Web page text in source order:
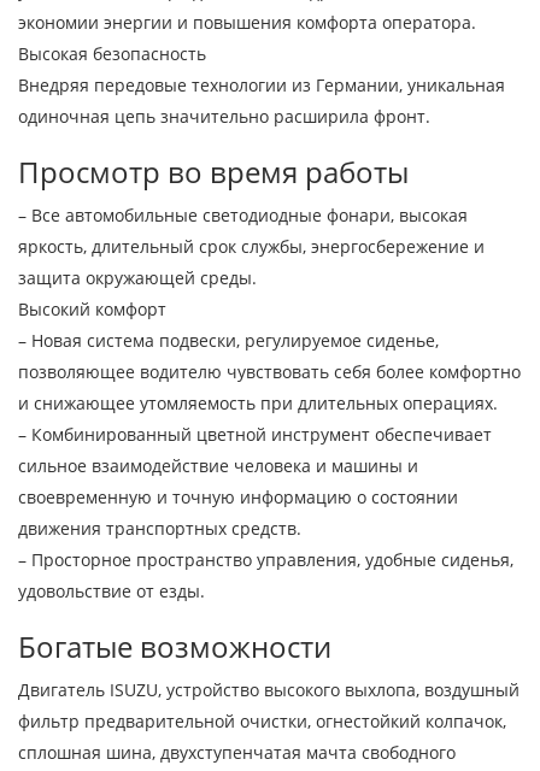
экономии энергии и повышения комфорта оператора.
Высокая безопасность
Внедряя передовые технологии из Германии, уникальная
одиночная цепь значительно расширила фронт.
Просмотр во время работы
– Все автомобильные светодиодные фонари, высокая
яркость, длительный срок службы, энергосбережение и
защита окружающей среды.
Высокий комфорт
– Новая система подвески, регулируемое сиденье,
позволяющее водителю чувствовать себя более комфортно
и снижающее утомляемость при длительных операциях.
– Комбинированный цветной инструмент обеспечивает
сильное взаимодействие человека и машины и
своевременную и точную информацию о состоянии
движения транспортных средств.
– Просторное пространство управления, удобные сиденья,
удовольствие от езды.
Богатые возможности
Двигатель ISUZU, устройство высокого выхлопа, воздушный
фильтр предварительной очистки, огнестойкий колпачок,
сплошная шина, двухступенчатая мачта свободного